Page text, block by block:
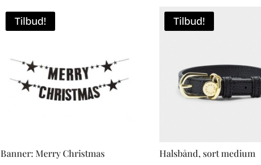
Tilbud!
Banner: Merry Christmas
Tilbud!
Halsbånd, sort medium